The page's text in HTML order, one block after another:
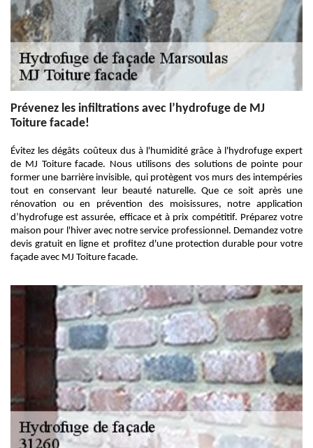
Prévenez les infiltrations avec l’hydrofuge de MJ
Toiture facade!
Évitez les dégâts coûteux dus à l'humidité grâce à l'hydrofuge expert
de MJ Toiture facade. Nous utilisons des solutions de pointe pour
former une barrière invisible, qui protègent vos murs des intempéries
tout en conservant leur beauté naturelle. Que ce soit après une
rénovation ou en prévention des moisissures, notre application
d’hydrofuge est assurée, efficace et à prix compétitif. Préparez votre
maison pour l'hiver avec notre service professionnel. Demandez votre
devis gratuit en ligne et profitez d'une protection durable pour votre
façade avec MJ Toiture facade.